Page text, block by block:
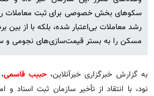
سکوهای بخش خصوصی برای ثبت معاملات
رشد معاملات بی‌اعتبار شده، بلکه با از بین
مسکن را به بستر قیمت‌سازی‌های نجومی و
به گزارش خبرگزاری خبرآنلاین،حبیب قاسمی
نود، با انتقاد از تأخیر سازمان ثبت اسناد